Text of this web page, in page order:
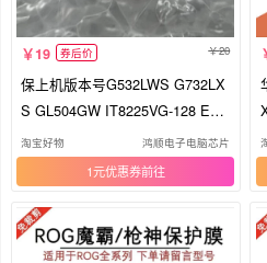
19 券后价 20
保上机版本号G532LWS G732LX
S GL504GW IT8225VG-128 EC
刷好程序
淘宝好物 鸿顺电子电脑芯片
1元优惠券